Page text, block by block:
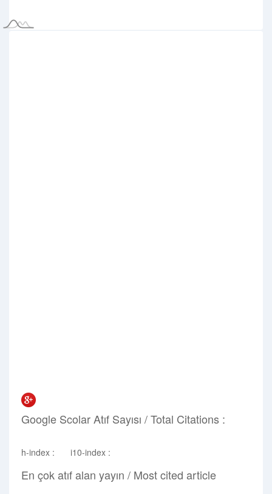
Google Scolar Atıf Sayısı / Total Citations :
h-index : i10-index :
En çok atıf alan yayın / Most cited article